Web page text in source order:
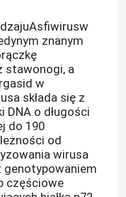
Asfiwirusw
znanym
stawonogi, a
w
składa się z
o długości
do 190
od
wirusa
genotypowaniem
częściowe